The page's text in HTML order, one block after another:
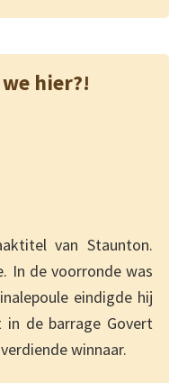
hier?!
van Staunton.
In de voorronde was
eindigde hij
de barrage Govert
winnaar.